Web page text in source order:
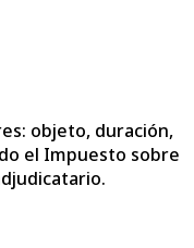
objeto, duración,
el Impuesto sobre